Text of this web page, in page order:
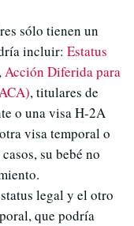
sólo tienen un
incluir: Estatus
,Acción Diferida para
, titulares de
o una visa H-2A
visa temporal o
su bebé no
legal y el otro
que podría